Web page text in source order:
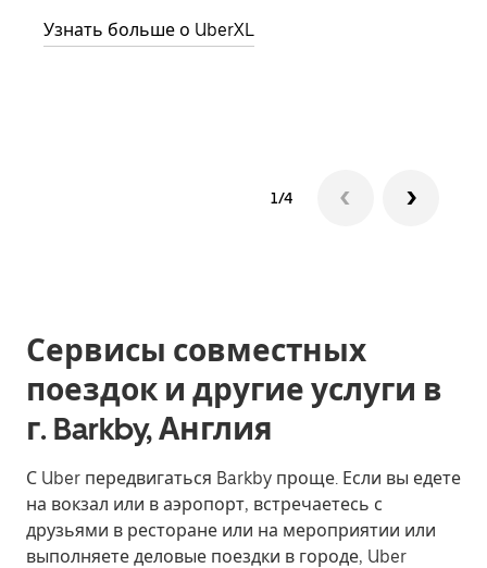
Узнать больше о UberXL
1/4
Сервисы совместных
поездок и другие услуги в
г. Barkby, Англия
С Uber передвигаться Barkby проще. Если вы едете
на вокзал или в аэропорт, встречаетесь с
друзьями в ресторане или на мероприятии или
выполняете деловые поездки в городе, Uber